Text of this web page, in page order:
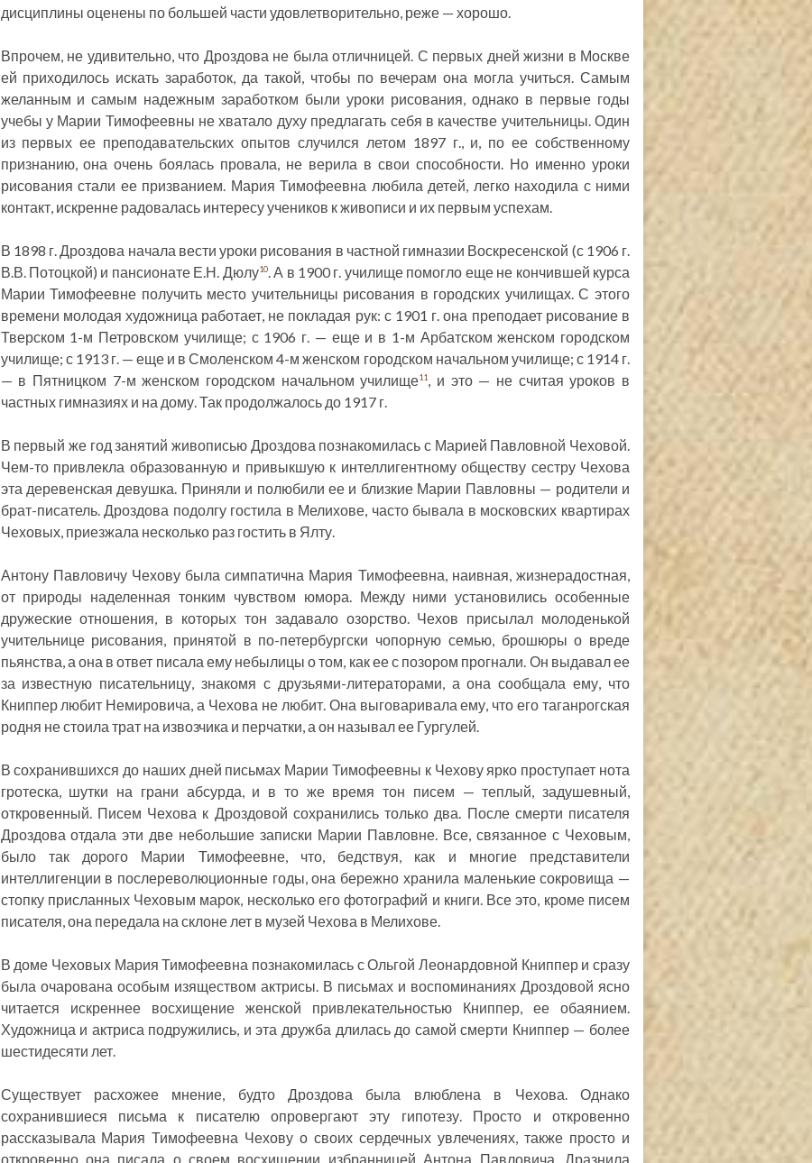
дисциплины оценены по большей части удовлетворительно, реже — хорошо.
Впрочем, не удивительно, что Дроздова не была отличницей. С первых дней жизни в Москве
ей приходилось искать заработок, да такой, чтобы по вечерам она могла учиться. Самым
желанным и самым надежным заработком были уроки рисования, однако в первые годы
учебы у Марии Тимофеевны не хватало духу предлагать себя в качестве учительницы. Один
из первых ее преподавательских опытов случился летом 1897 г., и, по ее собственному
признанию, она очень боялась провала, не верила в свои способности. Но именно уроки
рисования стали ее призванием. Мария Тимофеевна любила детей, легко находила с ними
контакт, искренне радовалась интересу учеников к живописи и их первым успехам.
В 1898 г. Дроздова начала вести уроки рисования в частной гимназии Воскресенской (с 1906 г.
В.В. Потоцкой) и пансионате Е.Н. Дюлу10. А в 1900 г. училище помогло еще не кончившей курса
Марии Тимофеевне получить место учительницы рисования в городских училищах. С этого
времени молодая художница работает, не покладая рук: с 1901 г. она преподает рисование в
Тверском 1-м Петровском училище; с 1906 г. — еще и в 1-м Арбатском женском городском
училище; с 1913 г. — еще и в Смоленском 4-м женском городском начальном училище; с 1914 г.
— в Пятницком 7-м женском городском начальном училище11, и это — не считая уроков в
частных гимназиях и на дому. Так продолжалось до 1917 г.
В первый же год занятий живописью Дроздова познакомилась с Марией Павловной Чеховой.
Чем-то привлекла образованную и привыкшую к интеллигентному обществу сестру Чехова
эта деревенская девушка. Приняли и полюбили ее и близкие Марии Павловны — родители и
брат-писатель. Дроздова подолгу гостила в Мелихове, часто бывала в московских квартирах
Чеховых, приезжала несколько раз гостить в Ялту.
Антону Павловичу Чехову была симпатична Мария Тимофеевна, наивная, жизнерадостная,
от природы наделенная тонким чувством юмора. Между ними установились особенные
дружеские отношения, в которых тон задавало озорство. Чехов присылал молоденькой
учительнице рисования, принятой в по-петербургски чопорную семью, брошюры о вреде
пьянства, а она в ответ писала ему небылицы о том, как ее с позором прогнали. Он выдавал ее
за известную писательницу, знакомя с друзьями-литераторами, а она сообщала ему, что
Книппер любит Немировича, а Чехова не любит. Она выговаривала ему, что его таганрогская
родня не стоила трат на извозчика и перчатки, а он называл ее Гургулей.
В сохранившихся до наших дней письмах Марии Тимофеевны к Чехову ярко проступает нота
гротеска, шутки на грани абсурда, и в то же время тон писем — теплый, задушевный,
откровенный. Писем Чехова к Дроздовой сохранились только два. После смерти писателя
Дроздова отдала эти две небольшие записки Марии Павловне. Все, связанное с Чеховым,
было так дорого Марии Тимофеевне, что, бедствуя, как и многие представители
интеллигенции в послереволюционные годы, она бережно хранила маленькие сокровища —
стопку присланных Чеховым марок, несколько его фотографий и книги. Все это, кроме писем
писателя, она передала на склоне лет в музей Чехова в Мелихове.
В доме Чеховых Мария Тимофеевна познакомилась с Ольгой Леонардовной Книппер и сразу
была очарована особым изяществом актрисы. В письмах и воспоминаниях Дроздовой ясно
читается искреннее восхищение женской привлекательностью Книппер, ее обаянием.
Художница и актриса подружились, и эта дружба длилась до самой смерти Книппер — более
шестидесяти лет.
Существует расхожее мнение, будто Дроздова была влюблена в Чехова. Однако
сохранившиеся письма к писателю опровергают эту гипотезу. Просто и откровенно
рассказывала Мария Тимофеевна Чехову о своих сердечных увлечениях, также просто и
откровенно она писала о своем восхищении избранницей Антона Павловича. Дразнила